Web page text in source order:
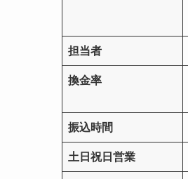
担当者
換金率
振込時間
土日祝日営業